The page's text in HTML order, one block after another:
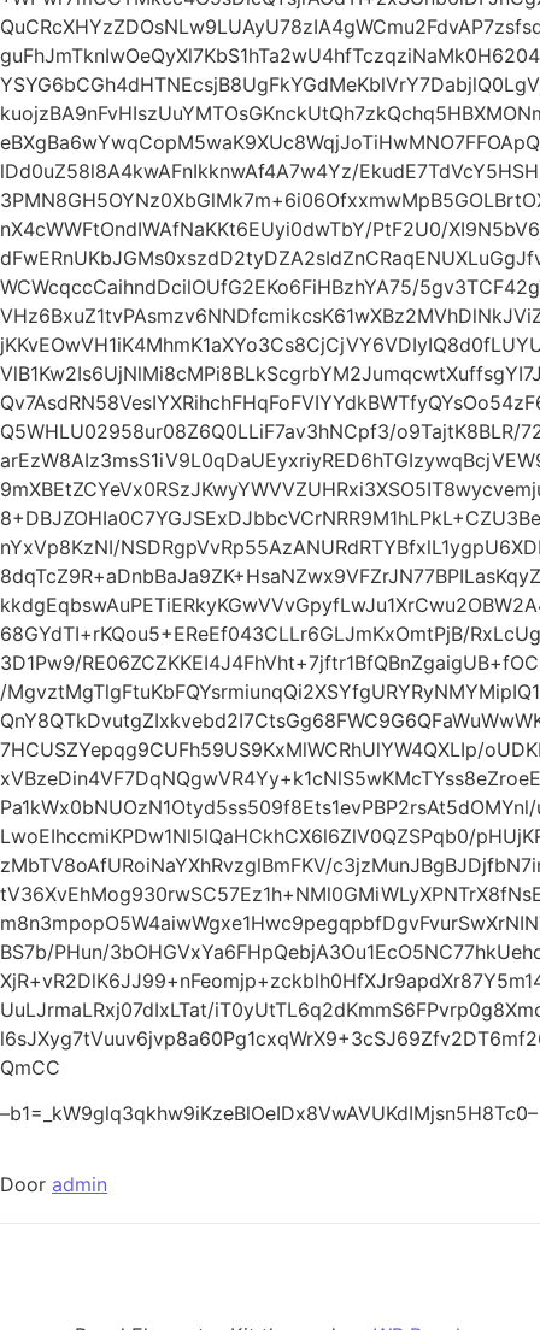
lDd0uZ58l8A4kwAFnIkknwAf4A7w4Yz/
nX4cWWFtOndIWAfNaKKt6EUyi0dwTbY/PtF2U0/
WCWcqccCaihndDcilOUfG2EKo6FiHBzhYA75/
Q5WHLU02958ur08Z6Q0LLiF7av3hNCpf3/o9TajtK8BLR/
nYxVp8KzNI/
68GYdTI+rKQou5+EReEf043CLLr6GLJmKxOmtPjB/
3D1Pw9/
/
7HCUSZYepqg9CUFh59US9KxMlWCRhUlYW4QXLIp/
LwoEIhccmiKPDw1Nl5lQaHCkhCX6l6ZlV0QZSPqb0/
zMbTV8oAfURoiNaYXhRvzglBmFKV/
BS7b/PHun/
UuLJrmaLRxj07dIxLTat/
QmCC
–b1=_kW9glq3qkhw9iKzeBlOeIDx8VwAVUKdIMjsn5H8Tc0–
Door admin